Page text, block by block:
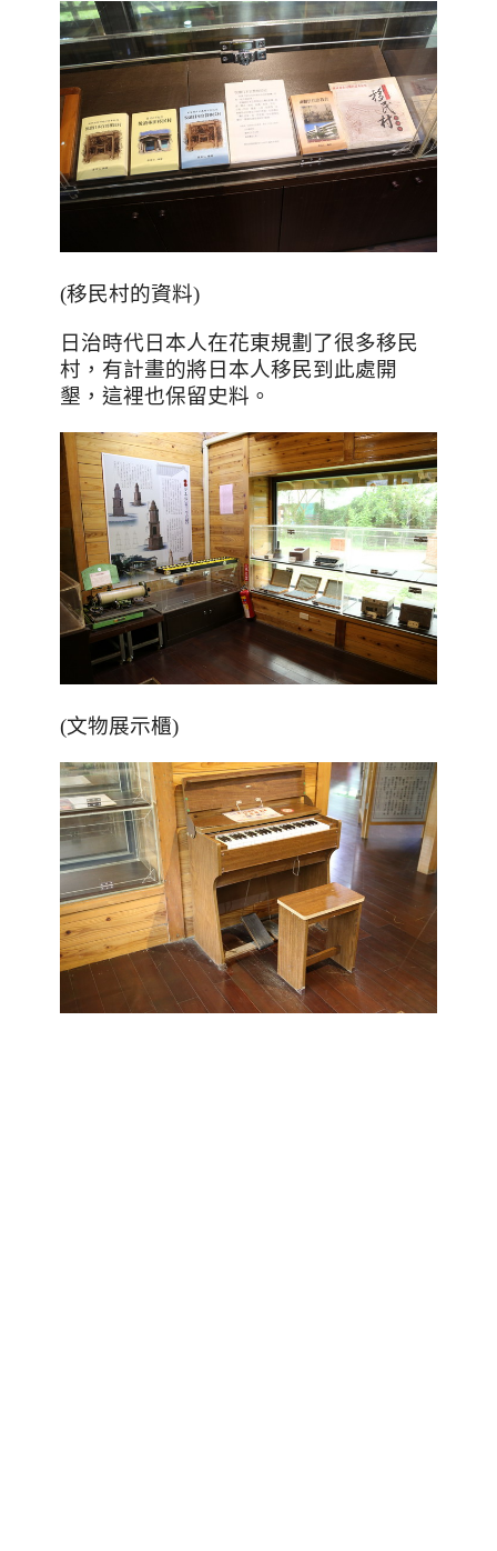
(移民村的資料)
日治時代日本人在花東規劃了很多移民
村，有計畫的將日本人移民到此處開
墾，這裡也保留史料。
(文物展示櫃)